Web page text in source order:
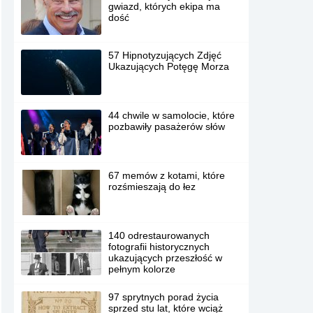
gwiazd, których ekipa ma
dość
57 Hipnotyzujących Zdjęć
Ukazujących Potęgę Morza
44 chwile w samolocie, które
pozbawiły pasażerów słów
67 memów z kotami, które
rozśmieszają do łez
140 odrestaurowanych
fotografii historycznych
ukazujących przeszłość w
pełnym kolorze
97 sprytnych porad życia
sprzed stu lat, które wciąż